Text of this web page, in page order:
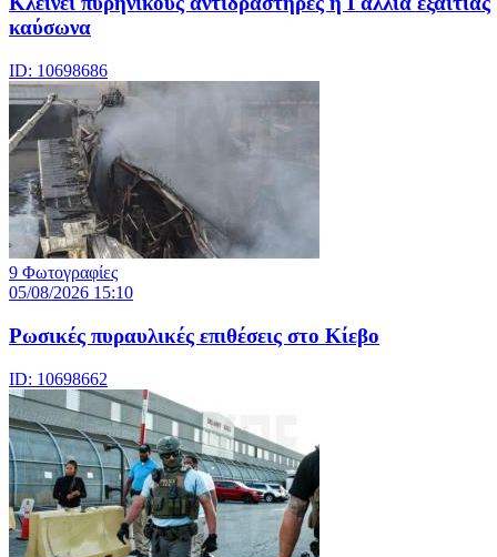
καύσωνα
ID: 10698686
9 Φωτογραφίες
05/08/2026 15:10
Ρωσικές πυραυλικές επιθέσεις στο Κίεβο
ID: 10698662